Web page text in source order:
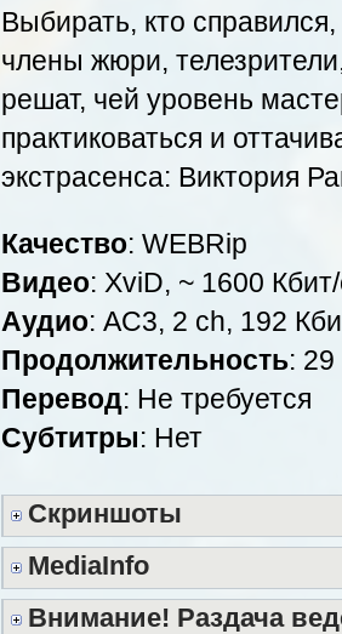
Выбирать, кто
члены жюри,
решат, чей уровень
практиковаться и
экстрасенса: Виктория
Качество: WEBRip
Видео: XviD, ~ 1600
Аудио: AC3, 2 ch, 192
Продолжительность:
Перевод: Не требуется
Cубтитры: Нет
Скриншоты
MediaInfo
Внимание! Раздача